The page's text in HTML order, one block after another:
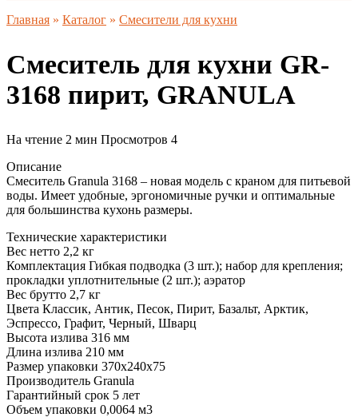
Главная » Каталог » Смесители для кухни
Смеситель для кухни GR-
3168 пирит, GRANULA
На чтение 2 мин Просмотров 4
Описание
Смеситель Granula 3168 – новая модель с краном для питьевой
воды. Имеет удобные, эргономичные ручки и оптимальные
для большинства кухонь размеры.
Технические характеристики
Вес нетто 2,2 кг
Комплектация Гибкая подводка (3 шт.); набор для крепления;
прокладки уплотнительные (2 шт.); аэратор
Вес брутто 2,7 кг
Цвета Классик, Антик, Песок, Пирит, Базальт, Арктик,
Эспрессо, Графит, Черный, Шварц
Высота излива 316 мм
Длина излива 210 мм
Размер упаковки 370x240x75
Производитель Granula
Гарантийный срок 5 лет
Объем упаковки 0,0064 м3